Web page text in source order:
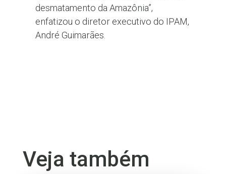
desmatamento da Amazônia”,
enfatizou o diretor executivo do IPAM,
André Guimarães.
Veja também